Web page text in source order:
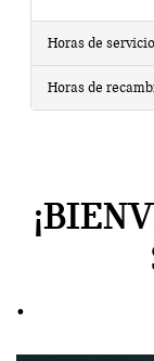
Horas de servicio
Horas de